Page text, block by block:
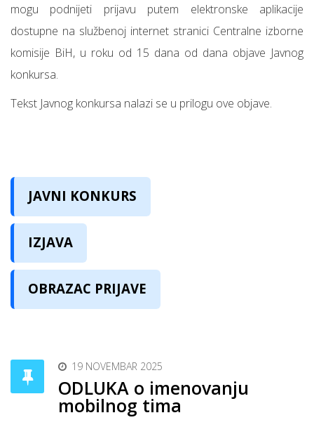
mogu podnijeti prijavu putem elektronske aplikacije
dostupne na službenoj internet stranici Centralne izborne
komisije BiH, u roku od 15 dana od dana objave Javnog
konkursa.
Tekst Javnog konkursa nalazi se u prilogu ove objave.
JAVNI KONKURS
IZJAVA
OBRAZAC PRIJAVE
19 NOVEMBAR 2025
ODLUKA o imenovanju
mobilnog tima